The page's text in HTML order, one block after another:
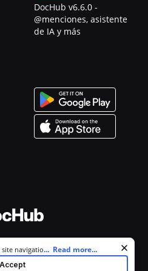
DocHub v6.6.0 -
@menciones, asistente
de IA y más
reservados.
navigation and personalize
agree to our use of cookies as
... Read more...
Accept